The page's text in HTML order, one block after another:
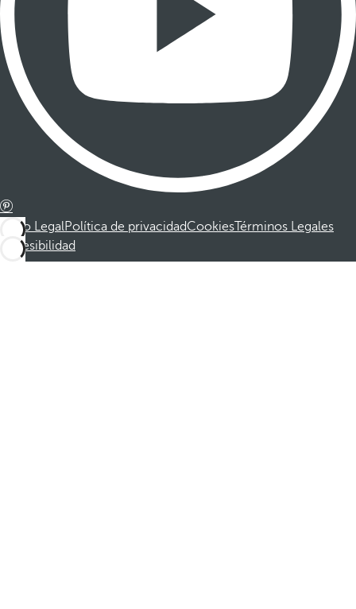
Aviso LegalPolítica de privacidadCookiesTérminos Legales
Accesibilidad